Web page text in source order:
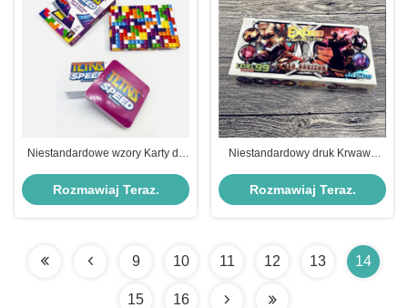
Niestandardowe wzory Karty do
Solitaire Karty edukacyjne dla
Rozmawiaj Teraz.
Niestandardowy druk Krwawe
projekt 150 kart
Rozmawiaj Teraz.
9 10 11 12 13 14
15 16